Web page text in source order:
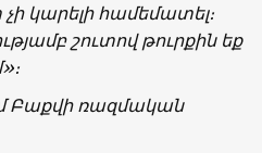
կարելի համեմատել։
շուտով թուրքին եք
Բաքվի ռազմական